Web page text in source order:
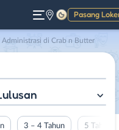
Pasang
Gelap
Administrasi di Crab n Butter
3 – 4 Tahun 5 Tahun